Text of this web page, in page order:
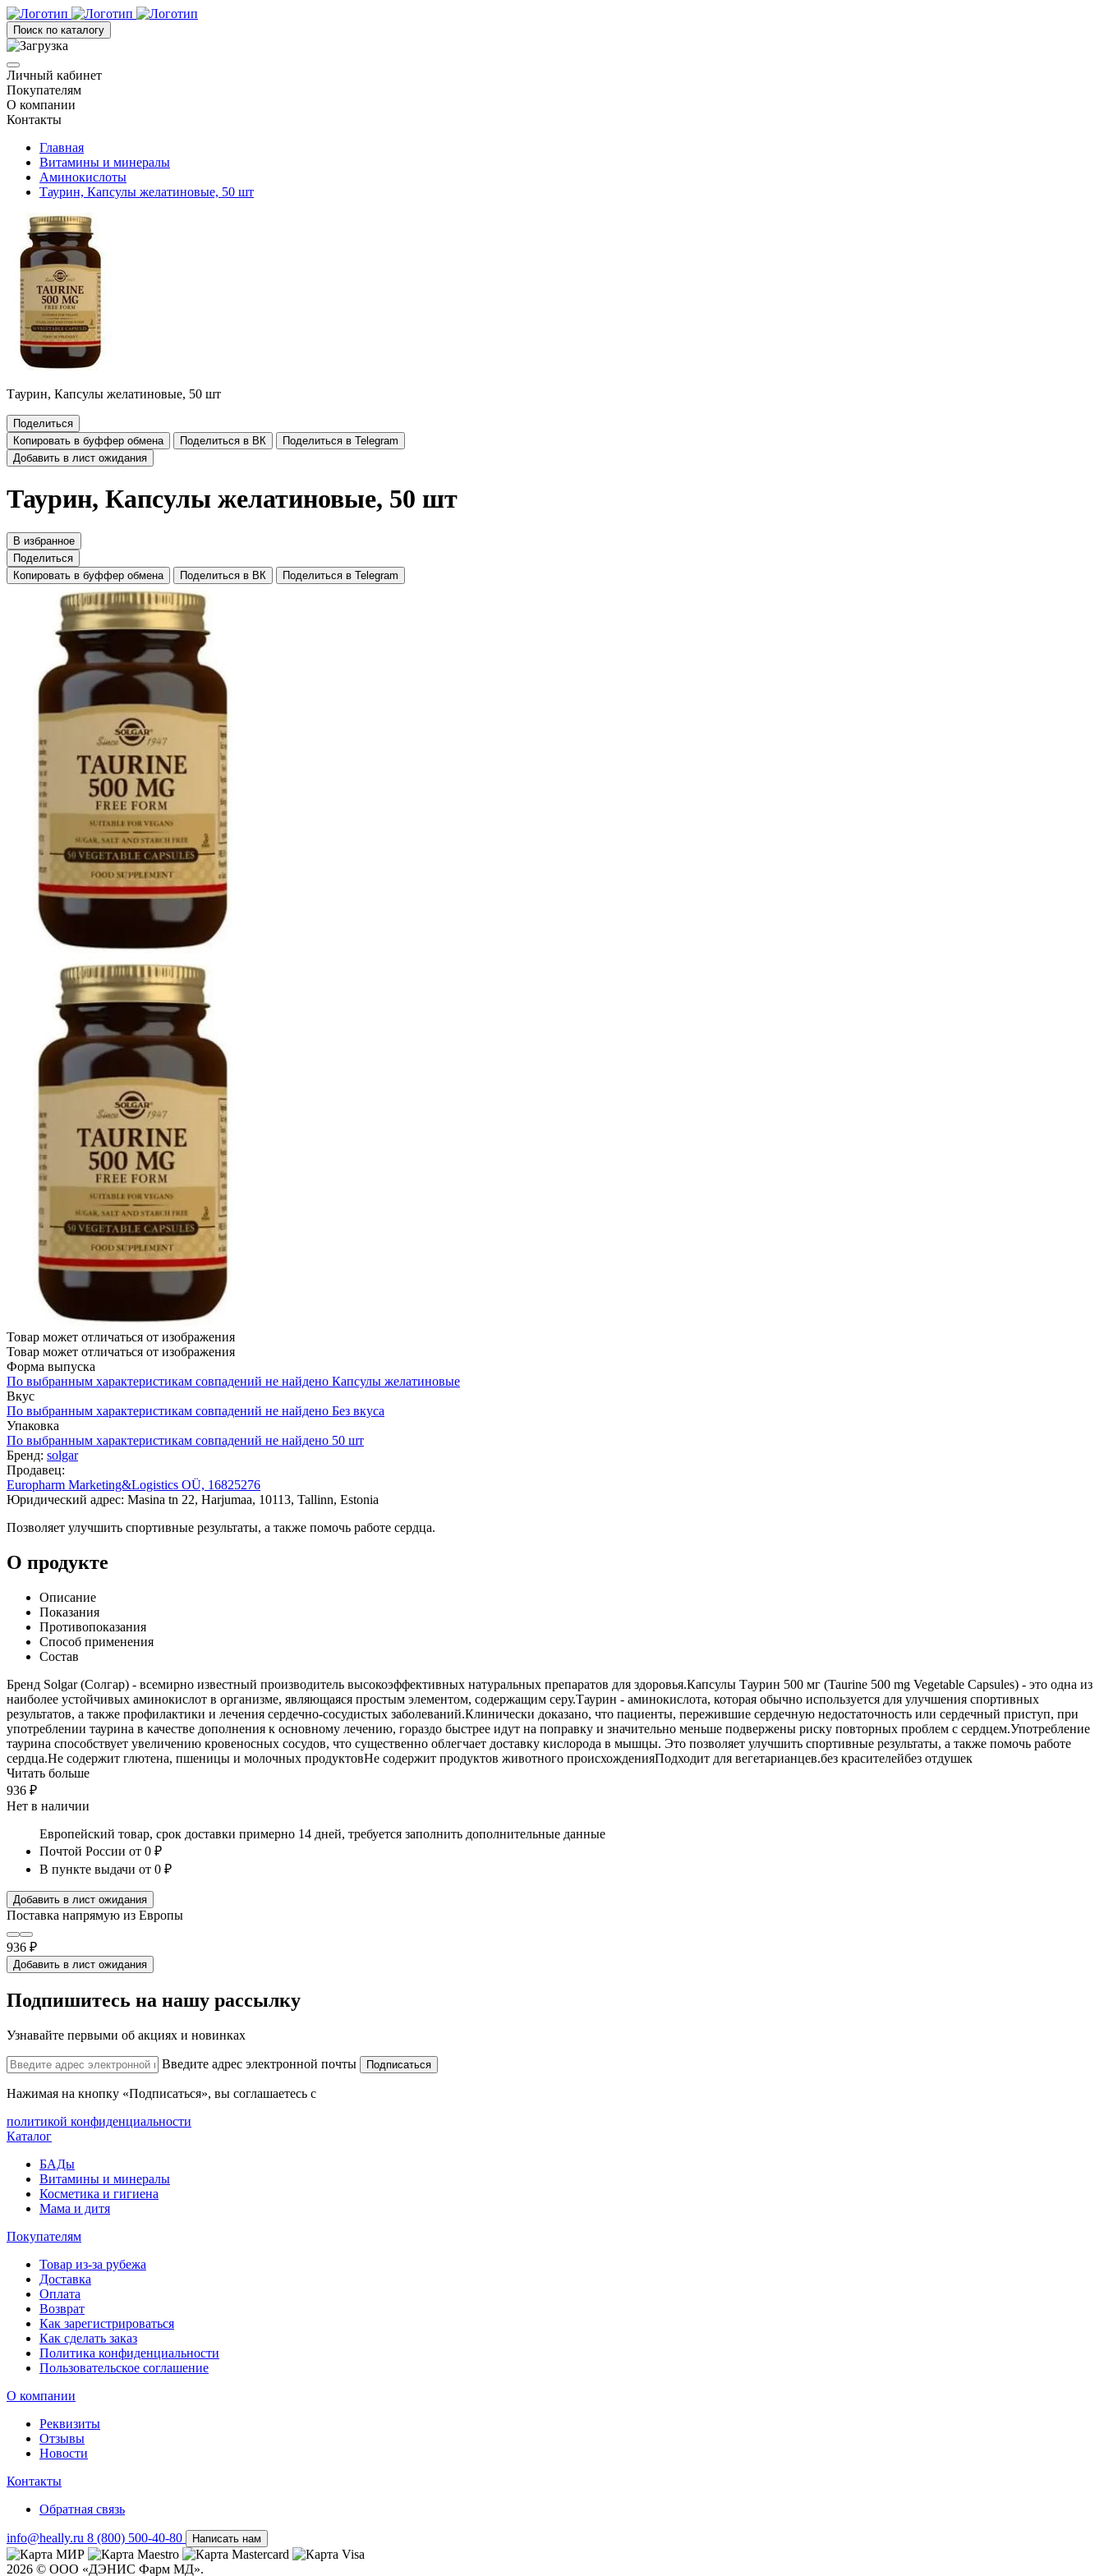
Поиск по каталогу
Личный кабинет
Покупателям
О компании
Контакты
Главная
Витамины и минералы
Аминокислоты
Таурин, Капсулы желатиновые, 50 шт
Таурин, Капсулы желатиновые, 50 шт
Поделиться
Копировать в буффер обмена
Поделиться в ВК
Поделиться в Telegram
Добавить в лист ожидания
Таурин, Капсулы желатиновые, 50 шт
В избранное
Поделиться
Копировать в буффер обмена
Поделиться в ВК Поделиться в Telegram
Товар может отличаться от изображения
Товар может отличаться от изображения
Форма выпуска
По выбранным характеристикам совпадений не найдено Капсулы желатиновые
Вкус
По выбранным характеристикам совпадений не найдено Без вкуса
Упаковка
По выбранным характеристикам совпадений не найдено 50 шт
Бренд: solgar
Продавец:
Europharm Marketing&Logistics OÜ, 16825276
Юридический адрес: Masina tn 22, Harjumaa, 10113, Tallinn, Estonia
Позволяет улучшить спортивные результаты, а также помочь работе сердца.
О продукте
Описание
Показания
Противопоказания
Способ применения
Состав
Бренд Solgar (Солгар) - всемирно известный производитель высокоэффективных натуральных препаратов для здоровья.Капсулы Таурин 500 мг (Taurine 500 mg Vegetable Capsules) - это одна из
наиболее устойчивых аминокислот в организме, являющаяся простым элементом, содержащим серу.Таурин - аминокислота, которая обычно используется для улучшения спортивных
результатов, а также профилактики и лечения сердечно-сосудистых заболеваний.Клинически доказано, что пациенты, пережившие сердечную недостаточность или сердечный приступ, при
употреблении таурина в качестве дополнения к основному лечению, гораздо быстрее идут на поправку и значительно меньше подвержены риску повторных проблем с сердцем.Употребление
таурина способствует увеличению кровеносных сосудов, что существенно облегчает доставку кислорода в мышцы. Это позволяет улучшить спортивные результаты, а также помочь работе
сердца.Не содержит глютена, пшеницы и молочных продуктовНе содержит продуктов животного происхожденияПодходит для вегетарианцев.без красителейбез отдушек
Читать больше
936 ₽
Нет в наличии
Европейский товар, срок доставки примерно 14 дней, требуется заполнить дополнительные данные
Почтой России от 0 ₽
В пункте выдачи от 0 ₽
Добавить в лист ожидания
Поставка напрямую из Европы
936 ₽
Добавить в лист ожидания
Подпишитесь на нашу рассылку
Узнавайте первыми об акциях и новинках
Введите адрес электронной почты Подписаться
Нажимая на кнопку «Подписаться», вы соглашаетесь с
политикой конфиденциальности
Каталог
БАДы
Витамины и минералы
Косметика и гигиена
Мама и дитя
Покупателям
Товар из-за рубежа
Доставка
Оплата
Возврат
Как зарегистрироваться
Как сделать заказ
Политика конфиденциальности
Пользовательское соглашение
О компании
Реквизиты
Отзывы
Новости
Контакты
Обратная связь
info@heally.ru 8 (800) 500-40-80 Написать нам
2026 © ООО «ДЭНИС Фарм МД».